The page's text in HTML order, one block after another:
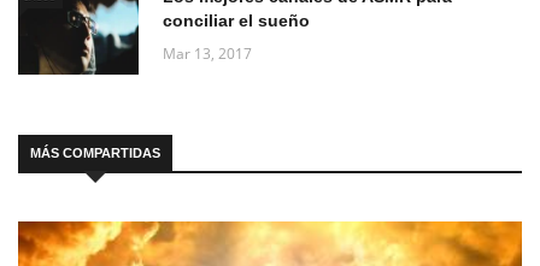
conciliar el sueño
Mar 13, 2017
MÁS COMPARTIDAS